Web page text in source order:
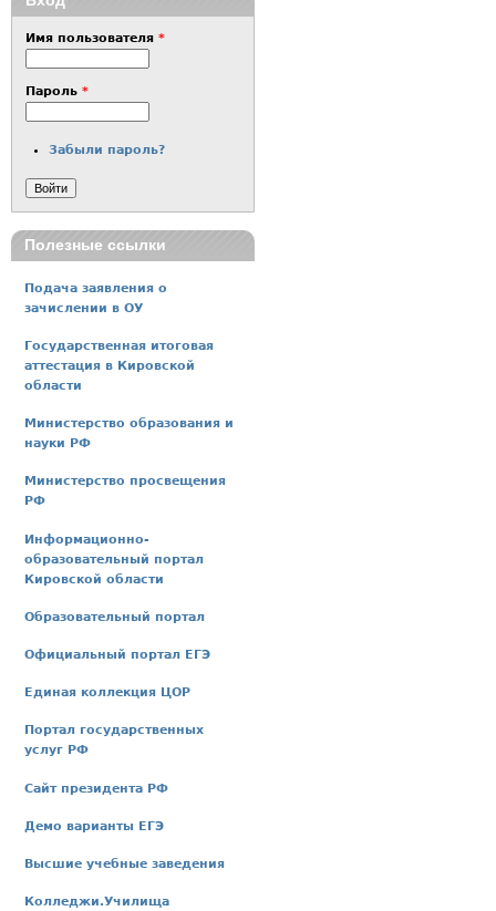
Имя пользователя *
Пароль *
Забыли пароль?
Полезные ссылки
Подача заявления о
зачислении в ОУ
Государственная итоговая
аттестация в Кировской
области
Министерство образования и
науки РФ
Министерство просвещения
РФ
Информационно-
образовательный портал
Кировской области
Образовательный портал
Официальный портал ЕГЭ
Единая коллекция ЦОР
Портал государственных
услуг РФ
Сайт президента РФ
Демо варианты ЕГЭ
Высшие учебные заведения
Колледжи.Училища